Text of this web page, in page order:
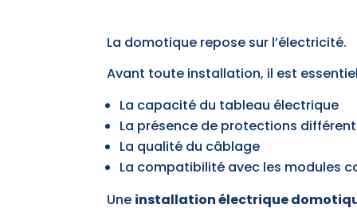
La domotique repose sur l’électricité.
Avant toute installation, il est
La capacité du tableau électrique
La présence de protections
La qualité du câblage
La compatibilité avec les modules
Une installation électrique